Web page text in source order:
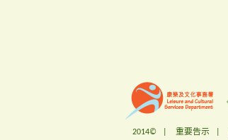
2014© | 重要告示